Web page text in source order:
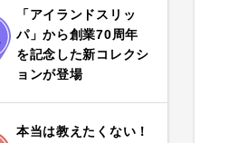
FASHION
「アイランドスリッ
パ」から創業70周年
を記念した新コレクシ
ョンが登場
FOOD
本当は教えたくない！